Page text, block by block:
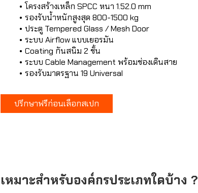
โครงสร้างเหล็ก SPCC หนา 1.52.0 mm
รองรับน้ำหนักสูงสุด 800-1500 kg
ประตู Tempered Glass / Mesh Door
ระบบ Airflow แบบเยอรมัน
Coating กันสนิม 2 ชั้น
ระบบ Cable Management พร้อมช่องเดินสาย
รองรับมาตรฐาน 19 Universal
ปรึกษาฟรีก่อนเลือกสเปก
เหมาะสำหรับองค์กรประเภทใดบ้าง ?